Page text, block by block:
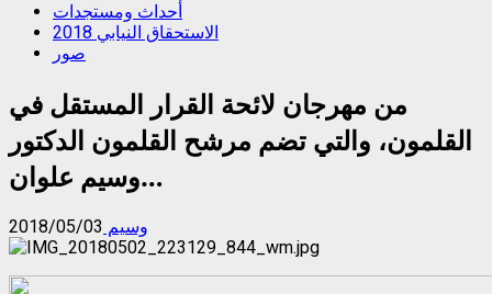
أحداث ومستجدات
الاستحقاق النيابي 2018
صور
من مهرجان لائحة القرار المستقل في
القلمون، والتي تضم مرشح القلمون الدكتور
وسيم علوان…
وسيم 2018/05/03